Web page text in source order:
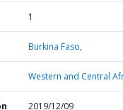
1
Burkina Faso,
Western and Central
2019/12/09